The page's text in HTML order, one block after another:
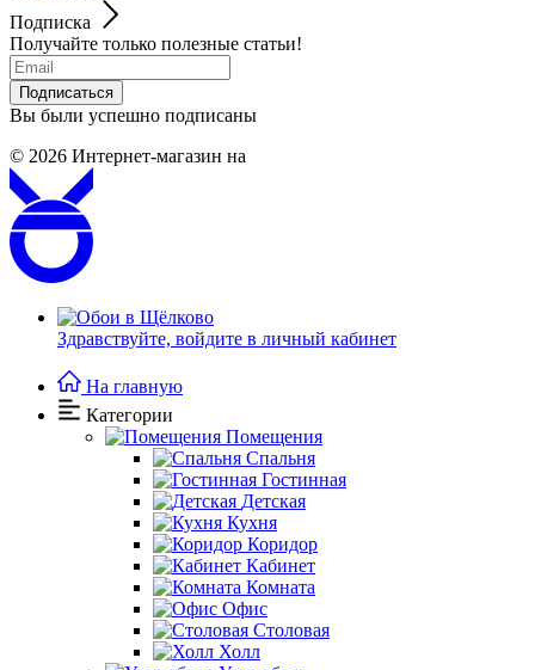
Подписка
Получайте только полезные статьи!
Подписаться
Вы были успешно подписаны
© 2026 Интернет-магазин на
Здравствуйте, войдите в личный кабинет
На главную
Категории
Помещения
Спальня
Гостинная
Детская
Кухня
Коридор
Кабинет
Комната
Офис
Столовая
Холл